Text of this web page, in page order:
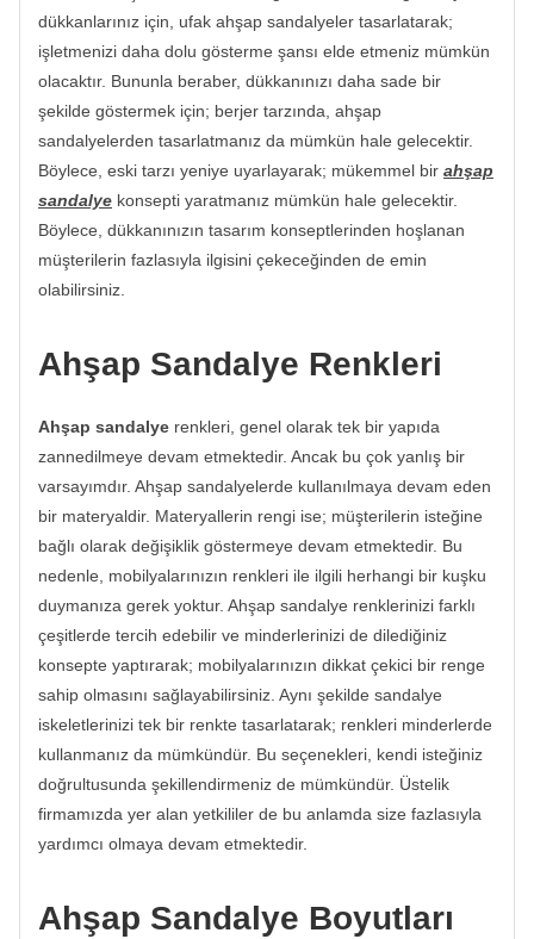
dükkanlarınız için, ufak ahşap sandalyeler tasarlatarak;
işletmenizi daha dolu gösterme şansı elde etmeniz mümkün
olacaktır. Bununla beraber, dükkanınızı daha sade bir
şekilde göstermek için; berjer tarzında, ahşap
sandalyelerden tasarlatmanız da mümkün hale gelecektir.
Böylece, eski tarzı yeniye uyarlayarak; mükemmel bir ahşap
sandalye konsepti yaratmanız mümkün hale gelecektir.
Böylece, dükkanınızın tasarım konseptlerinden hoşlanan
müşterilerin fazlasıyla ilgisini çekeceğinden de emin
olabilirsiniz.
Ahşap Sandalye Renkleri
Ahşap sandalye renkleri, genel olarak tek bir yapıda
zannedilmeye devam etmektedir. Ancak bu çok yanlış bir
varsayımdır. Ahşap sandalyelerde kullanılmaya devam eden
bir materyaldir. Materyallerin rengi ise; müşterilerin isteğine
bağlı olarak değişiklik göstermeye devam etmektedir. Bu
nedenle, mobilyalarınızın renkleri ile ilgili herhangi bir kuşku
duymanıza gerek yoktur. Ahşap sandalye renklerinizi farklı
çeşitlerde tercih edebilir ve minderlerinizi de dilediğiniz
konsepte yaptırarak; mobilyalarınızın dikkat çekici bir renge
sahip olmasını sağlayabilirsiniz. Aynı şekilde sandalye
iskeletlerinizi tek bir renkte tasarlatarak; renkleri minderlerde
kullanmanız da mümkündür. Bu seçenekleri, kendi isteğiniz
doğrultusunda şekillendirmeniz de mümkündür. Üstelik
firmamızda yer alan yetkililer de bu anlamda size fazlasıyla
yardımcı olmaya devam etmektedir.
Ahşap Sandalye Boyutları